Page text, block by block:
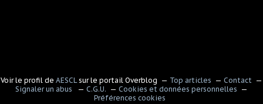
Voir le profil deAESCL sur le portail Overblog Top articles
Contact
Signaler un abus
C.G.U.
Cookies et données personnelles
Préférences cookies